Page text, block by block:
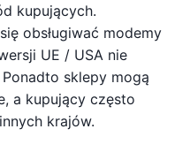
kupujących.
obsługiwać modemy
UE / USA nie
sklepy mogą
a kupujący często
krajów.